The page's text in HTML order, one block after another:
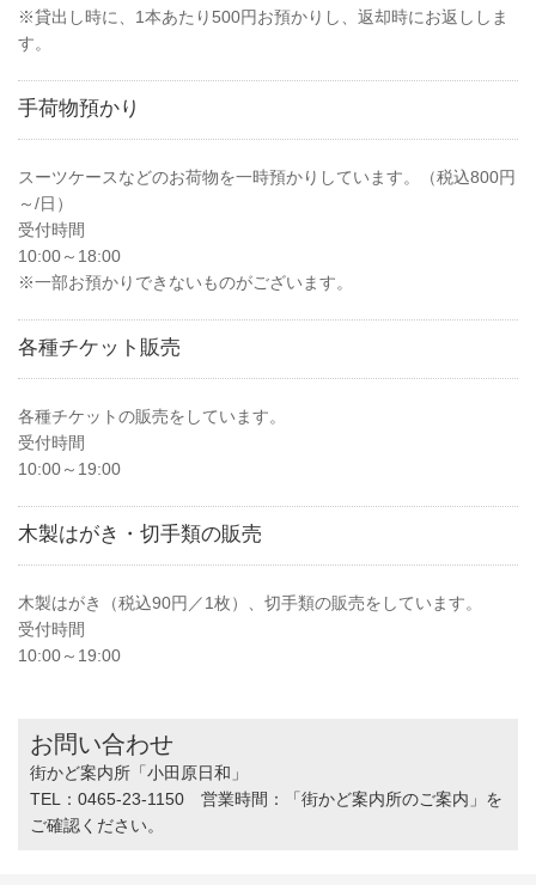
※貸出し時に、1本あたり500円お預かりし、返却時にお返ししま
す。
手荷物預かり
スーツケースなどのお荷物を一時預かりしています。（税込800円
～/日）
受付時間
10:00～18:00
※一部お預かりできないものがございます。
各種チケット販売
各種チケットの販売をしています。
受付時間
10:00～19:00
木製はがき・切手類の販売
木製はがき（税込90円／1枚）、切手類の販売をしています。
受付時間
10:00～19:00
お問い合わせ
街かど案内所「小田原日和」
TEL：0465-23-1150 営業時間：「街かど案内所のご案内」を
ご確認ください。